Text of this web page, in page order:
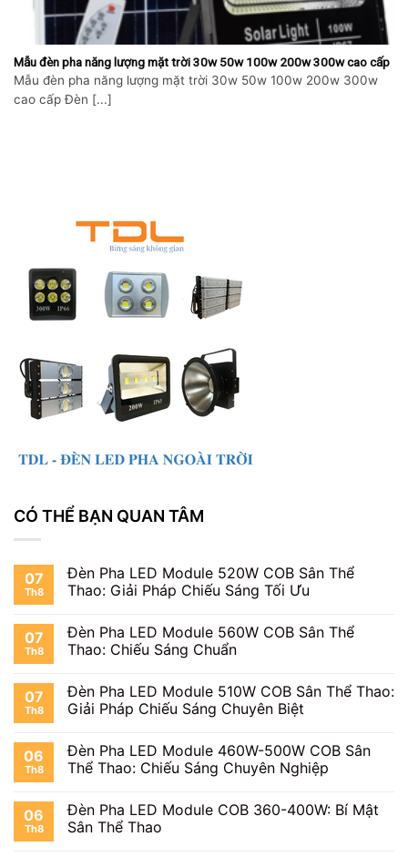
Mẫu đèn pha năng lượng mặt trời 30w 50w 100w 200w 300w cao cấp
Mẫu đèn pha năng lượng mặt trời 30w 50w 100w 200w 300w
cao cấp Đèn [...]
CÓ THỂ BẠN QUAN TÂM
07
Th8
Đèn Pha LED Module 520W COB Sân Thể
Thao: Giải Pháp Chiếu Sáng Tối Ưu
07
Th8
Đèn Pha LED Module 560W COB Sân Thể
Thao: Chiếu Sáng Chuẩn
07
Th8
Đèn Pha LED Module 510W COB Sân Thể Thao:
Giải Pháp Chiếu Sáng Chuyên Biệt
06
Th8
Đèn Pha LED Module 460W-500W COB Sân
Thể Thao: Chiếu Sáng Chuyên Nghiệp
06
Th8
Đèn Pha LED Module COB 360-400W: Bí Mật
Sân Thể Thao